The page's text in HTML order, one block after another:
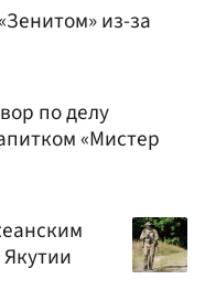
из-за
по делу
«Мистер